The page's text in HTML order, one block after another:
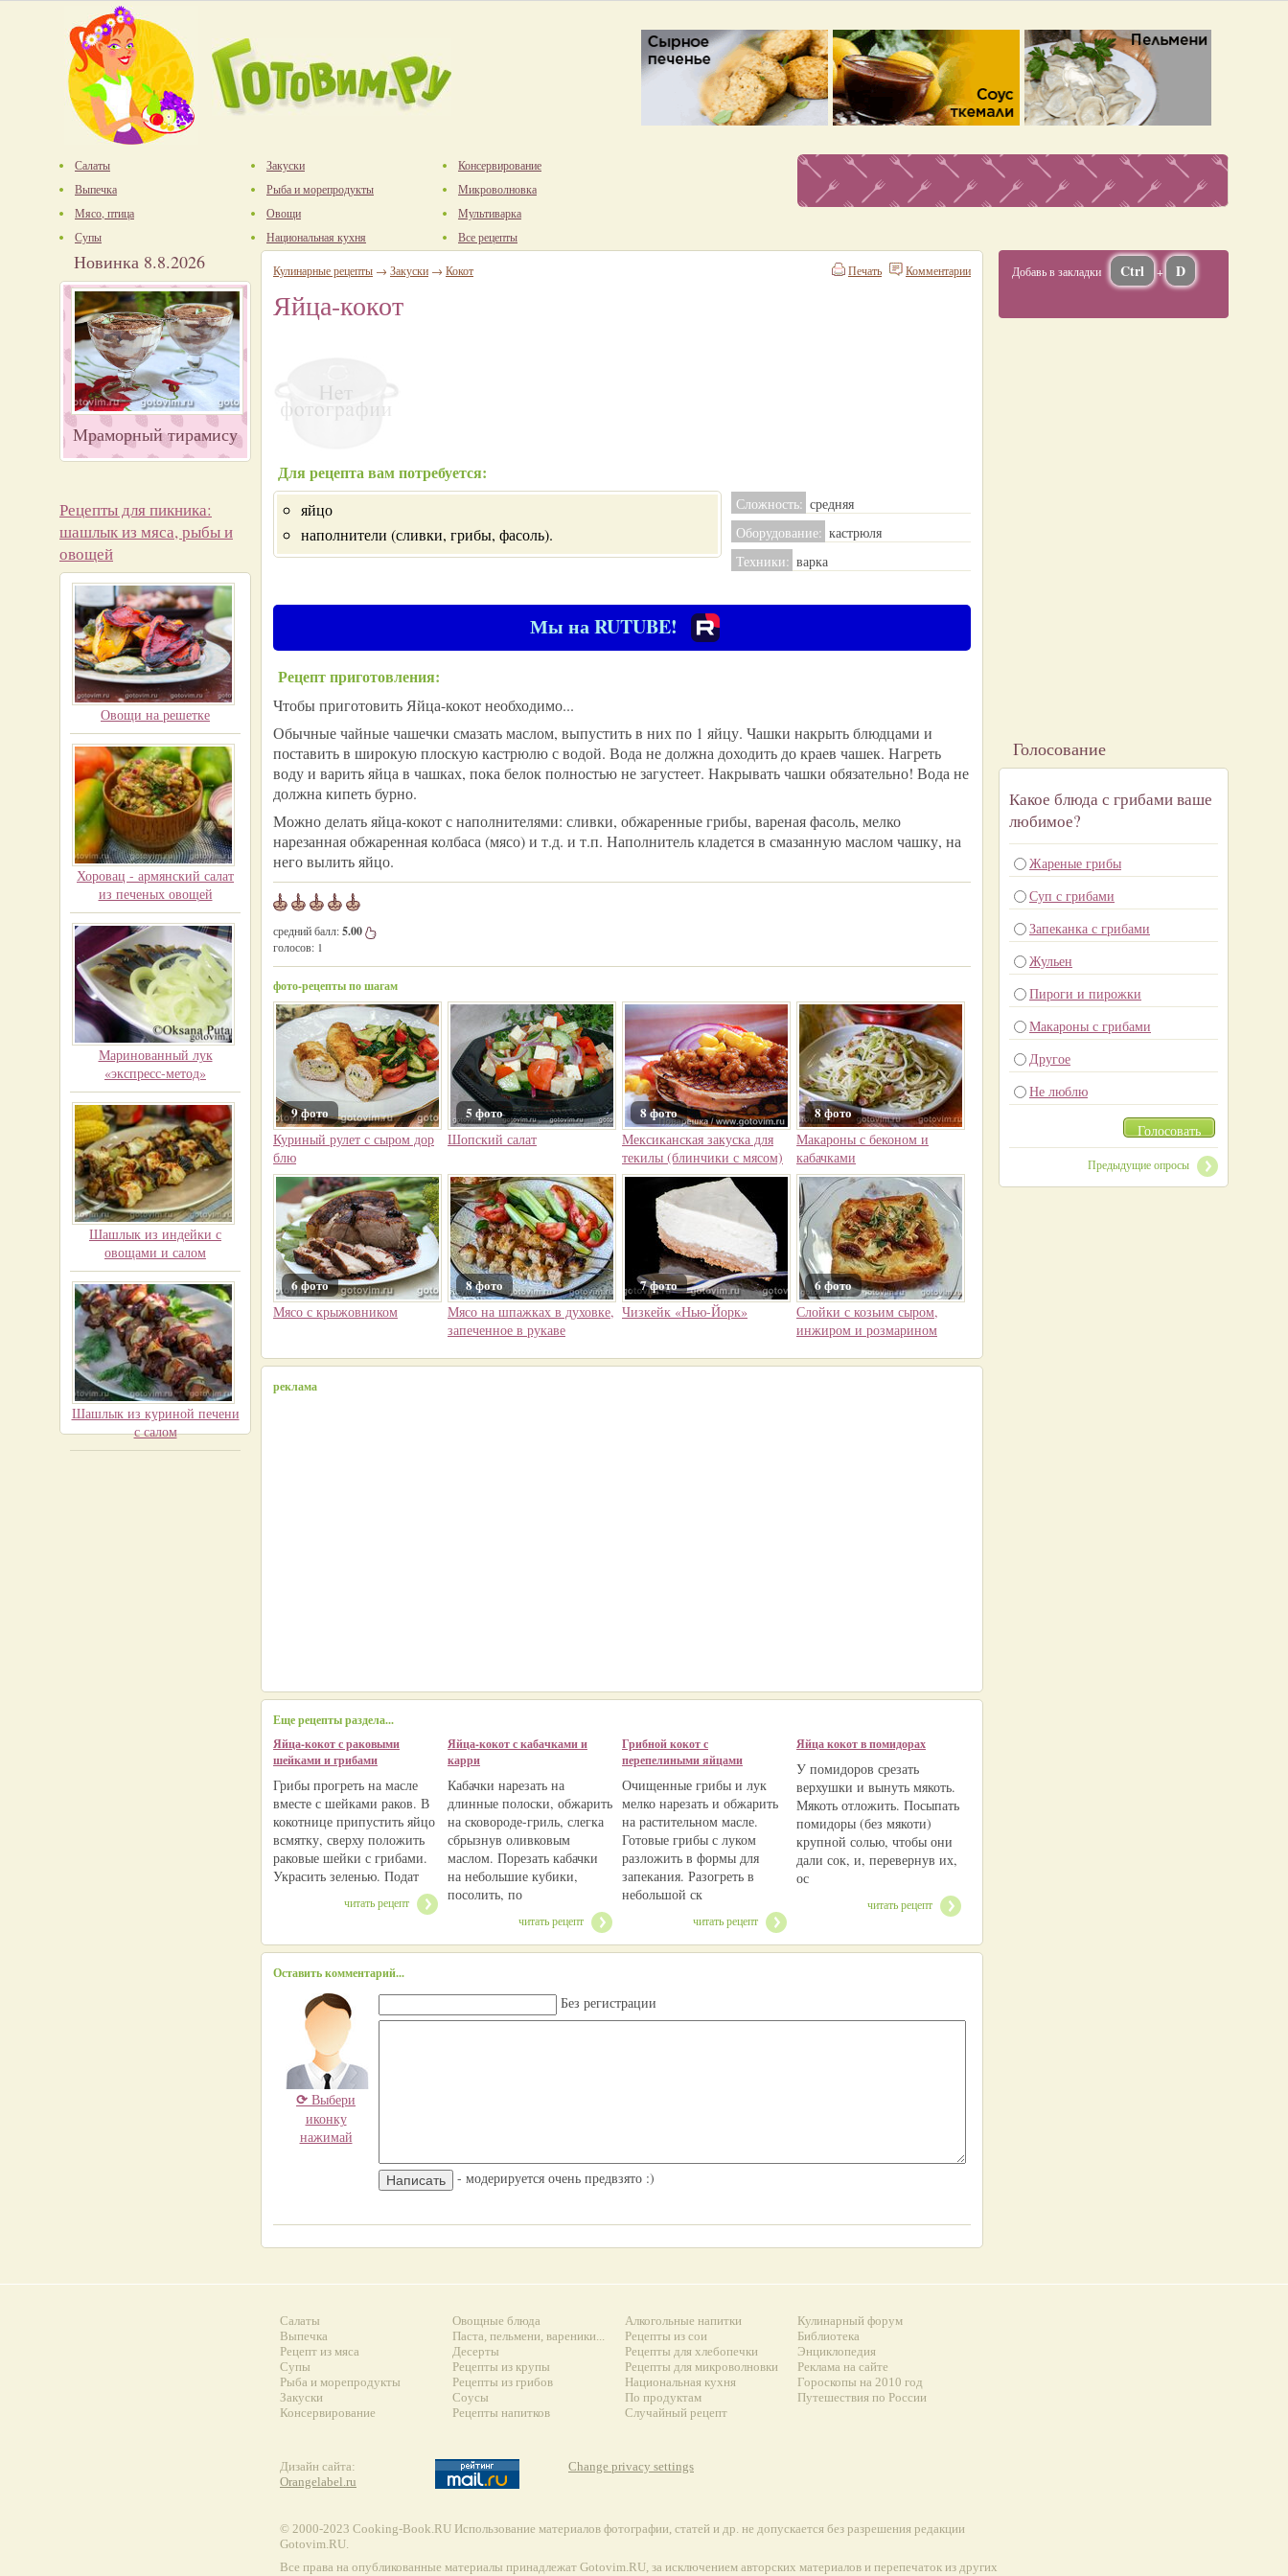
Салаты
Выпечка
Мясо, птица
Супы
Закуски
Рыба и морепродукты
Овощи
Национальная кухня
Консервирование
Микроволновка
Мультиварка
Все рецепты
Новинка 8.8.2026
Мраморный тирамису
Рецепты для пикника:
шашлык из мяса, рыбы и
овощей
Овощи на решетке
Хоровац - армянский салат
из печеных овощей
Маринованный лук
«экспресс-метод»
Шашлык из индейки с
овощами и салом
Шашлык из куриной печени
с салом
Комментарии
Печать
Кулинарные рецепты → Закуски → Кокот
Яйца-кокот
Сложность: средняя
Оборудование: кастрюля
Техники: варка
Для рецепта вам потребуется:
яйцо
наполнители (сливки, грибы, фасоль).
Мы на RUTUBE!
Рецепт приготовления:
Чтобы приготовить Яйца-кокот необходимо...
Обычные чайные чашечки смазать маслом, выпустить в них по 1 яйцу. Чашки накрыть блюдцами и
поставить в широкую плоскую кастрюлю с водой. Вода не должна доходить до краев чашек. Нагреть
воду и варить яйца в чашках, пока белок полностью не загустеет. Накрывать чашки обязательно! Вода не
должна кипеть бурно.
Можно делать яйца-кокот с наполнителями: сливки, обжаренные грибы, вареная фасоль, мелко
нарезанная обжаренная колбаса (мясо) и т.д. и т.п. Наполнитель кладется в смазанную маслом чашку, на
него вылить яйцо.
средний балл:5.00
голосов: 1
фото-рецепты по шагам
9 фото
Куриный рулет с сыром дор
блю
5 фото
Шопский салат
8 фото
Мексиканская закуска для
текилы (блинчики с мясом)
8 фото
Макароны с беконом и
кабачками
6 фото
Мясо с крыжовником
8 фото
Мясо на шпажках в духовке,
запеченное в рукаве
7 фото
Чизкейк «Нью-Йорк»
6 фото
Слойки с козьим сыром,
инжиром и розмарином
реклама
Еще рецепты раздела...
Яйца-кокот с раковыми
шейками и грибами
Грибы прогреть на масле
вместе с шейками раков. В
кокотнице припустить яйцо
всмятку, сверху положить
раковые шейки с грибами.
Украсить зеленью. Подат
читать рецепт
Яйца-кокот с кабачками и
карри
Кабачки нарезать на
длинные полоски, обжарить
на сковороде-гриль, слегка
сбрызнув оливковым
маслом. Порезать кабачки
на небольшие кубики,
посолить, по
читать рецепт
Грибной кокот с
перепелиными яйцами
Очищенные грибы и лук
мелко нарезать и обжарить
на растительном масле.
Готовые грибы с луком
разложить в формы для
запекания. Разогреть в
небольшой ск
читать рецепт
Яйца кокот в помидорах
У помидоров срезать
верхушки и вынуть мякоть.
Мякоть отложить. Посыпать
помидоры (без мякоти)
крупной солью, чтобы они
дали сок, и, перевернув их,
ос
читать рецепт
Оставить комментарий...
⟳ Выбери
иконку
нажимай
Без регистрации
- модерируется очень предвзято :)
Добавь в закладки Ctrl + D
Голосование
Какое блюда с грибами ваше
любимое?
Жареные грибы
Суп с грибами
Запеканка с грибами
Жульен
Пироги и пирожки
Макароны с грибами
Другое
Не люблю
Голосовать
Предыдущие опросы
Салаты
Выпечка
Рецепт из мяса
Супы
Рыба и морепродукты
Закуски
Консервирование
Овощные блюда
Паста, пельмени, вареники...
Десерты
Рецепты из крупы
Рецепты из грибов
Соусы
Рецепты напитков
Алкогольные напитки
Рецепты из сои
Рецепты для хлебопечки
Рецепты для микроволновки
Национальная кухня
По продуктам
Случайный рецепт
Кулинарный форум
Библиотека
Энциклопедия
Реклама на сайте
Гороскопы на 2010 год
Путешествия по России
Дизайн сайта:
Orangelabel.ru
Change privacy settings
© 2000-2023 Сooking-Book.RU Использование материалов фотографии, статей и др. не допускается без разрешения редакции
Gotovim.RU.
Все права на опубликованные материалы принадлежат Gotovim.RU, за исключением авторских материалов и перепечаток из других